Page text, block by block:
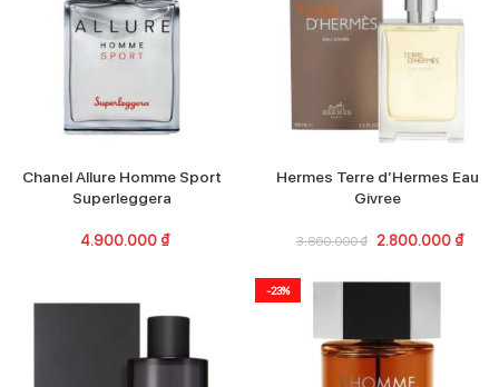
Chanel Allure Homme Sport
Superleggera
4.900.000 ₫
Hermes Terre d’Hermes Eau
Givree
3.860.000₫ 2.800.000 ₫
-23%